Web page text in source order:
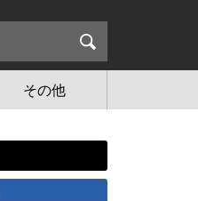
その他